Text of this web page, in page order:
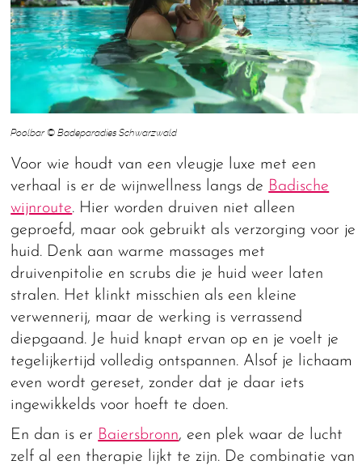
Poolbar © Badeparadies Schwarzwald
Voor wie houdt van een vleugje luxe met een
verhaal is er de wijnwellness langs de Badische
wijnroute. Hier worden druiven niet alleen
geproefd, maar ook gebruikt als verzorging voor je
huid. Denk aan warme massages met
druivenpitolie en scrubs die je huid weer laten
stralen. Het klinkt misschien als een kleine
verwennerij, maar de werking is verrassend
diepgaand. Je huid knapt ervan op en je voelt je
tegelijkertijd volledig ontspannen. Alsof je lichaam
even wordt gereset, zonder dat je daar iets
ingewikkelds voor hoeft te doen.
En dan is er Baiersbronn, een plek waar de lucht
zelf al een therapie lijkt te zijn. De combinatie van